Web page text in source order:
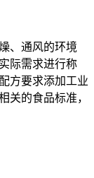
、通风的环境
际需求进行称
方要求添加工业
关的食品标准，